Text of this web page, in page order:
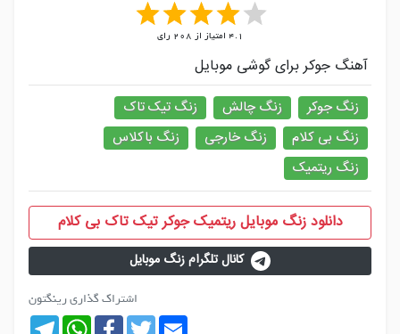
4.1 امتیاز از 208 رای
آهنگ جوکر برای گوشی موبایل
زنگ جوکر زنگ چالش
زنگ تیک تاک
زنگ بی کلام
زنگ خارجی
زنگ باکلاس
زنگ ریتمیک
دانلود زنگ موبایل ریتمیک جوکر تیک تاک بی کلام
کانال تلگرام زنگ موبایل
اشتراک گذاری رینگتون
Telegram
WhatsAppFacebookTwitterEmail